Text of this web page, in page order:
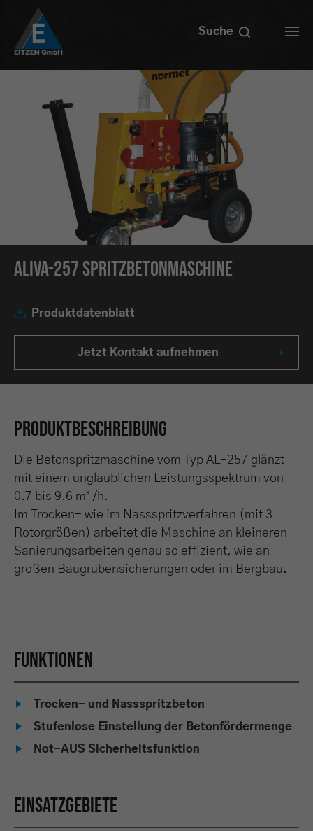
Suche
ALIVA-257 Spritzbetonmaschine
Produktdatenblatt
Jetzt Kontakt aufnehmen
Produktbeschreibung
Die Betonspritzmaschine vom Typ AL-257 glänzt
mit einem unglaublichen Leistungsspektrum von
0.7 bis 9.6 m³ /h.
Im Trocken- wie im Nassspritzverfahren (mit 3
Rotorgrößen) arbeitet die Maschine an kleineren
Sanierungsarbeiten genau so effizient, wie an
großen Baugrubensicherungen oder im Bergbau.
Funktionen
Trocken- und Nassspritzbeton
Stufenlose Einstellung der Betonfördermenge
Not-AUS Sicherheitsfunktion
Einsatzgebiete